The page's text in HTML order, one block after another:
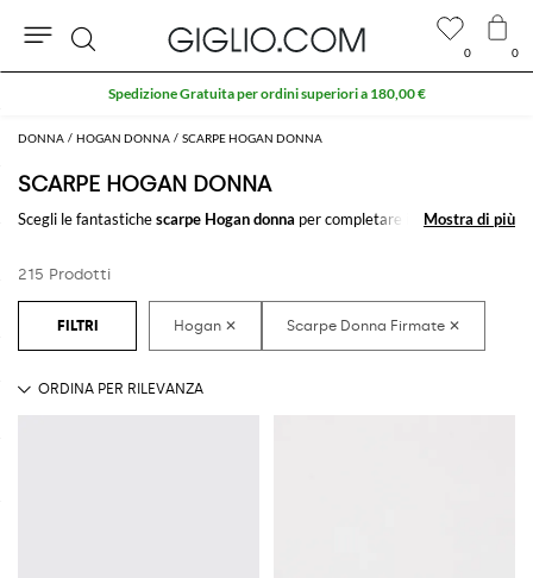
DONNA HOGAN DONNA SCARPE HOGAN DONNA
SCARPE HOGAN DONNA
Scegli le fantastichescarpe Hogan donna per completare il tuo outfit.
ragazzi.
Scopri le ultime collezioni discarpe Hogan donna online su GIGLIO.COM
Mostra di più
Mostra di più
215 Prodotti
0 0
Cerca
Extra 10% sull'area Outlet